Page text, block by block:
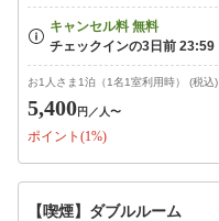
お1人さま1泊（1名1室利用時） (税込)
5,400円 ／人〜
ポイント(1%)
【喫煙】ダブルルーム